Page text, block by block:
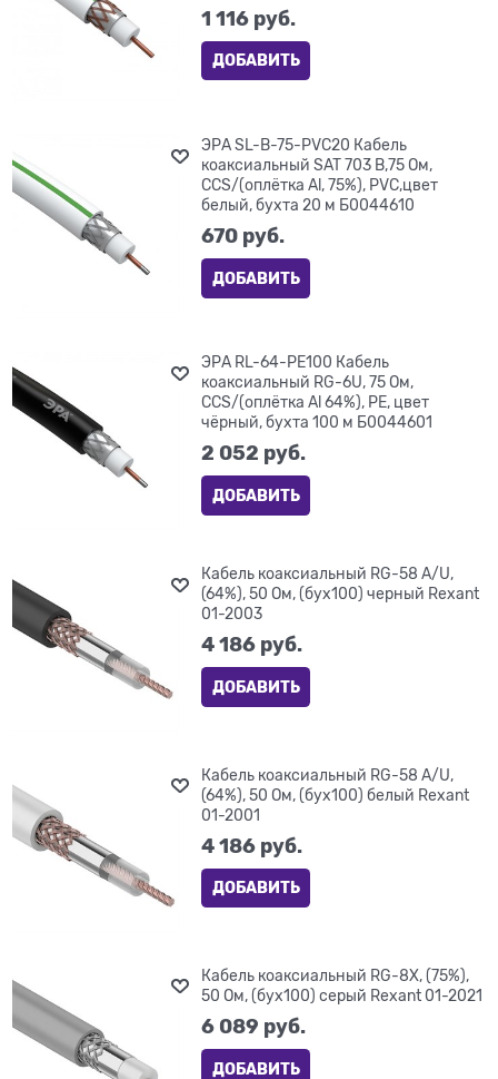
1 116 руб.
ДОБАВИТЬ
ЭРА SL-B-75-PVC20 Кабель
коаксиальный SAT 703 B,75 Ом,
CCS/(оплётка Al, 75%), PVC,цвет
белый, бухта 20 м Б0044610
670 руб.
ДОБАВИТЬ
ЭРА RL-64-PE100 Кабель
коаксиальный RG-6U, 75 Ом,
CCS/(оплётка Al 64%), PE, цвет
чёрный, бухта 100 м Б0044601
2 052 руб.
ДОБАВИТЬ
Кабель коаксиальный RG-58 A/U,
(64%), 50 Ом, (бух100) черный Rexant
01-2003
4 186 руб.
ДОБАВИТЬ
Кабель коаксиальный RG-58 A/U,
(64%), 50 Ом, (бух100) белый Rexant
01-2001
4 186 руб.
ДОБАВИТЬ
Кабель коаксиальный RG-8X, (75%),
50 Ом, (бух100) серый Rexant 01-2021
6 089 руб.
ДОБАВИТЬ